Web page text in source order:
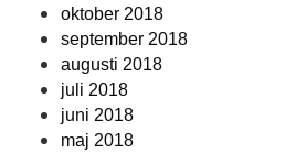
oktober 2018
september 2018
augusti 2018
juli 2018
juni 2018
maj 2018